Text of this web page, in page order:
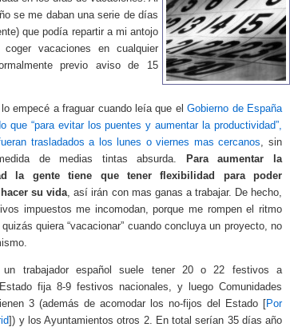
se me daban una serie de días
que podía repartir a mi antojo
vacaciones en cualquier
previo aviso de 15
empecé a fraguar cuando leía que elGobierno de España
que “para evitar los puentes y aumentar la productividad”,
trasladados a los lunes o viernes mas cercanos, sin
de medias tintas absurda.
Para aumentar la
la gente tiene que tener flexibilidad para poder
su vida, así irán con mas ganas a trabajar. De hecho,
impuestos me incomodan, porque me rompen el ritmo
quiera “vacacionar” cuando concluya un proyecto, no
un trabajador español suele tener 20 o 22 festivos a
fija 8-9 festivos nacionales, y luego Comunidades
3 (además de acomodar los no-fijos del Estado [Por
]) y los Ayuntamientos otros 2. En total serían 35 días año